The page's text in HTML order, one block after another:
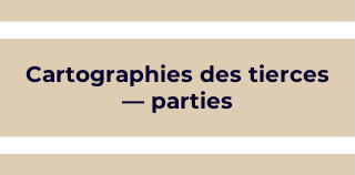
Cartographies des tierces
— parties